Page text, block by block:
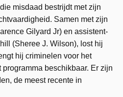
misdaad bestrijdt met zijn
Samen met zijn
Gilyard Jr) en assistent-
(Sheree J. Wilson), lost hij
hij criminelen voor het
beschikbaar. Er zijn
de meest recente in